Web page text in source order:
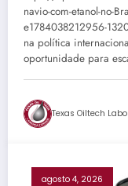
navio-com-etanol-no-
e1784038212956-
na política
oportunidade para
Texas Oiltech
agosto 4, 2026